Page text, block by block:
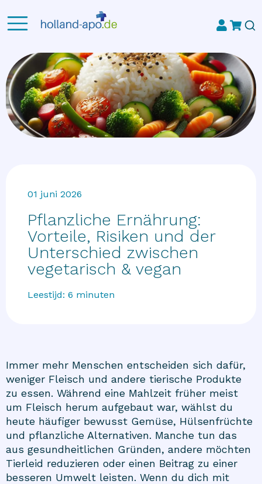
01 juni 2026
Pflanzliche Ernährung:
Vorteile, Risiken und der
Unterschied zwischen
vegetarisch & vegan
Leestijd:6 minuten
Immer mehr Menschen entscheiden sich dafür,
weniger Fleisch und andere tierische Produkte
zu essen. Während eine Mahlzeit früher meist
um Fleisch herum aufgebaut war, wählst du
heute häufiger bewusst Gemüse, Hülsenfrüchte
und pflanzliche Alternativen. Manche tun das
aus gesundheitlichen Gründen, andere möchten
Tierleid reduzieren oder einen Beitrag zu einer
besseren Umwelt leisten. Wenn du dich mit